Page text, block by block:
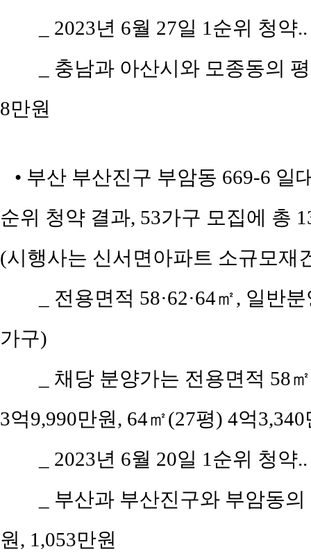
_ 2023년 6월 27일 1순위 청
_ 충남과 아산시와 모종동의
8만원
• 부산 부산진구 부암동 669-6 일
순위 청약 결과, 53가구 모집에 총
(시행사는 신서면아파트 소규모재
_ 전용면적 58·62·64㎡, 일반
가구)
_ 채당 분양가는 전용면적 58
3억9,990만원, 64㎡(27평) 4억
_ 2023년 6월 20일 1순위 청
_ 부산과 부산진구와 부암동
원, 1,053만원